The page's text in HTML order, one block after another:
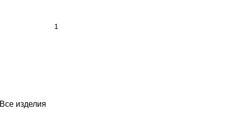
Все изделия